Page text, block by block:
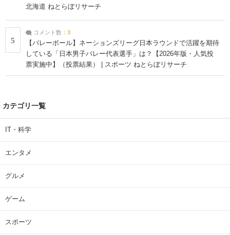
北海道 ねとらぼリサーチ
5
コメント数： 3
【バレーボール】ネーションズリーグ日本ラウンドで活躍を期待
している「日本男子バレー代表選手」は？【2026年版・人気投
票実施中】（投票結果） | スポーツ ねとらぼリサーチ
カテゴリ一覧
IT・科学
エンタメ
グルメ
ゲーム
スポーツ